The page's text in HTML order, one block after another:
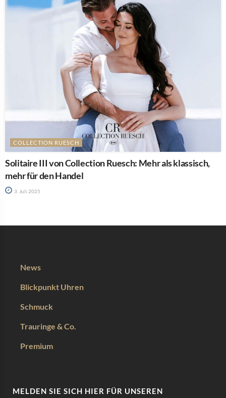
COLLECTION RUESCH
Solitaire III von Collection Ruesch: Mehr als klassisch,
mehr für den Handel
3. Juli 2025
News
Blickpunkt Uhren
Schmuck
Trauringe & Co.
Premium
MELDEN SIE SICH HIER FÜR UNSEREN